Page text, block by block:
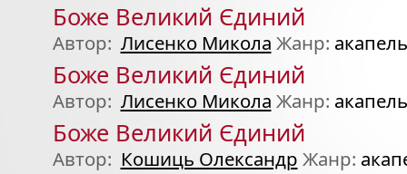
Боже Великий Єдиний
Автор: Лисенко Микола Жанр:
Боже Великий Єдиний
Автор: Лисенко Микола Жанр:
Боже Великий Єдиний
Автор: Кошиць Олександр Жанр: